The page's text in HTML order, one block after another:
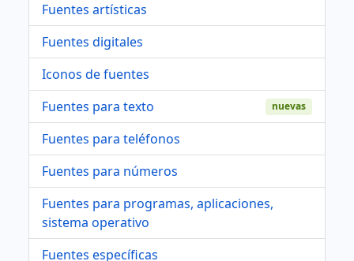
Fuentes artísticas
Fuentes digitales
Iconos de fuentes
Fuentes para texto
nuevas
Fuentes para teléfonos
Fuentes para números
Fuentes para programas, aplicaciones,
sistema operativo
Fuentes específicas